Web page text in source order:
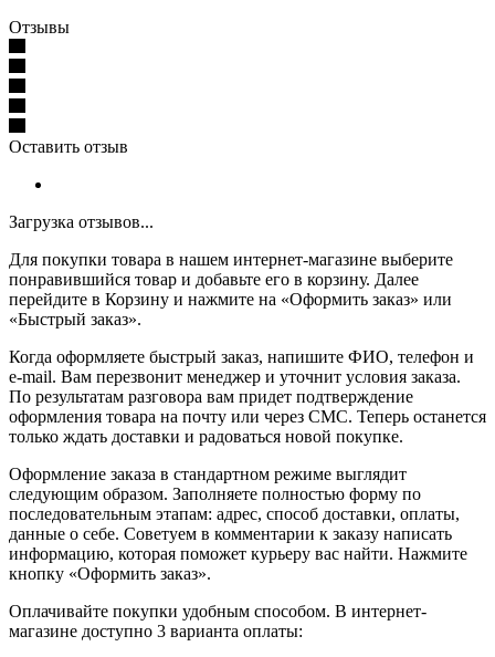
Отзывы
Оставить отзыв
Загрузка отзывов...
Для покупки товара в нашем интернет-магазине выберите
понравившийся товар и добавьте его в корзину. Далее
перейдите в Корзину и нажмите на «Оформить заказ» или
«Быстрый заказ».
Когда оформляете быстрый заказ, напишите ФИО, телефон и
e-mail. Вам перезвонит менеджер и уточнит условия заказа.
По результатам разговора вам придет подтверждение
оформления товара на почту или через СМС. Теперь останется
только ждать доставки и радоваться новой покупке.
Оформление заказа в стандартном режиме выглядит
следующим образом. Заполняете полностью форму по
последовательным этапам: адрес, способ доставки, оплаты,
данные о себе. Советуем в комментарии к заказу написать
информацию, которая поможет курьеру вас найти. Нажмите
кнопку «Оформить заказ».
Оплачивайте покупки удобным способом. В интернет-
магазине доступно 3 варианта оплаты: